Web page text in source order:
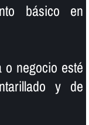
básico en
negocio esté
y de